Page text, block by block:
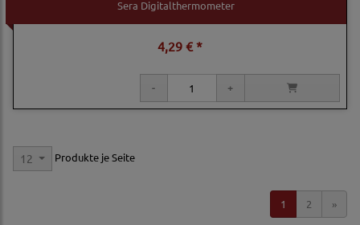
Sera Digitalthermometer
4,29 € *
12 Produkte je Seite
1 2 »